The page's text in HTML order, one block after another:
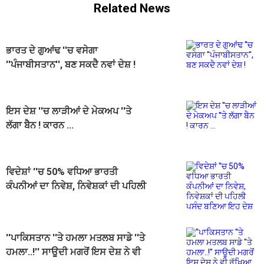
Related News
ਭਾਰਤ ਦੇ ਗੁਆਂਢ ''ਚ ਵਸੇਗਾ
''ਪੰਜਾਬੀਸਤਾਨ'', ਬਣ ਸਕਦੈ ਨਵਾਂ ਦੇਸ਼ !
ਇਸ ਦੇਸ਼ ''ਚ ਲਾੜੀਆਂ ਦੇ ਮੇਕਅਪ ''ਤੇ
ਲੱਗਾ ਬੈਨ ! ਕਾਰਨ ...
ਵਿਦੇਸ਼ਾਂ ''ਚ 50% ਵਧਿਆ ਭਾਰਤੀ
ਕੰਪਨੀਆਂ ਦਾ ਨਿਵੇਸ਼, ਨਿਵੇਸ਼ਕਾਂ ਦੀ ਪਹਿਲੀ
''ਪਾਕਿਸਤਾਨ ''ਤੇ ਹਮਲਾ ਮਤਲਬ ਸਾਡੇ ''ਤੇ
ਹਮਲਾ..!'' ਸਾਊਦੀ ਮਗਰੋਂ ਇਸ ਦੇਸ਼ ਨੇ ਵੀ